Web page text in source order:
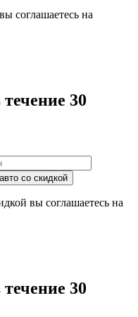
соглашаетесь на
30
со скидкой
вы соглашаетесь на
30